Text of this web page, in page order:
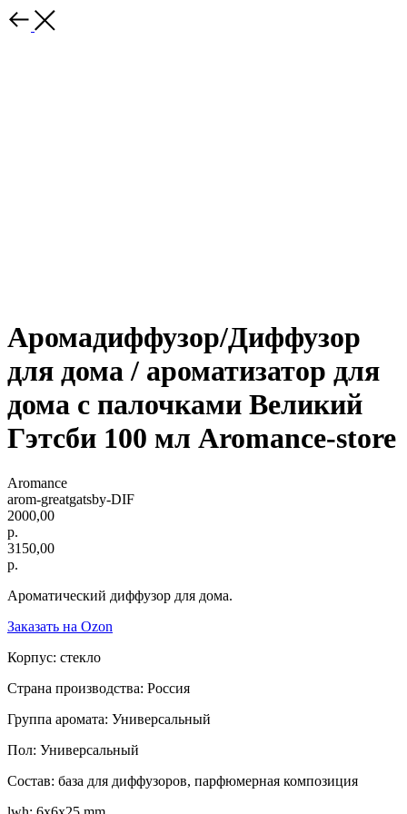
Аромадиффузор/Диффузор
для дома / ароматизатор для
дома с палочками Великий
Гэтсби 100 мл Aromance-store
Aromance
arom-greatgatsby-DIF
2000,00
р.
3150,00
р.
Ароматический диффузор для дома.
Заказать на Ozon
Корпус: стекло
Страна производства: Россия
Группа аромата: Универсальный
Пол: Универсальный
Состав: база для диффузоров, парфюмерная композиция